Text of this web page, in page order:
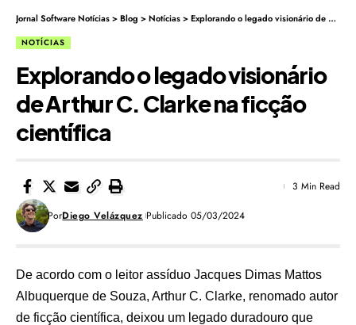
Jornal Software Notícias>Blog >Notícias>Explorando o legado visionário de Arthur C. Clarke na ficção científica
NOTÍCIAS
Explorando o legado visionário
de Arthur C. Clarke na ficção
científica
PorDiego Velázquez Publicado 05/03/2024
3 Min Read
De acordo com o leitor assíduo Jacques Dimas Mattos
Albuquerque de Souza, Arthur C. Clarke, renomado autor
de ficção científica, deixou um legado duradouro que